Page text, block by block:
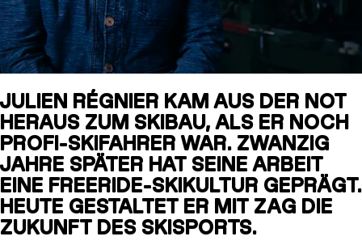
SLAP 92 SLAP
UBAC 102 UBAC
JULIEN RÉGNIER KAM AUS DER NOT
HERAUS ZUM SKIBAU, ALS ER NOCH
PROFI-SKIFAHRER WAR. ZWANZIG
JAHRE SPÄTER HAT SEINE ARBEIT
EINE FREERIDE-SKIKULTUR GEPRÄGT.
HEUTE GESTALTET ER MIT ZAG DIE
ZUKUNFT DES SKISPORTS.